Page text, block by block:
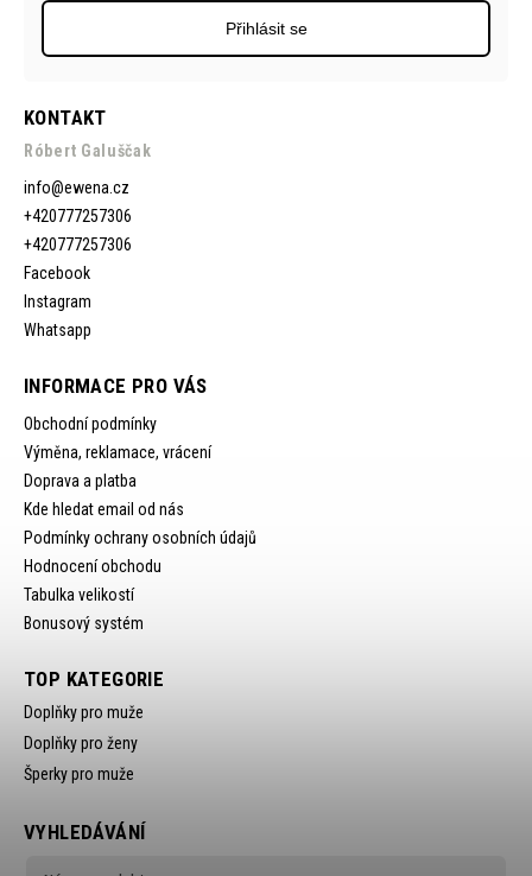
KONTAKT
Róbert Galuščak
info@ewena.cz
+420777257306
+420777257306
Facebook
Instagram
Whatsapp
INFORMACE PRO VÁS
Obchodní podmínky
Výměna, reklamace, vrácení
Doprava a platba
Kde hledat email od nás
Podmínky ochrany osobních údajů
Hodnocení obchodu
Tabulka velikostí
Bonusový systém
Přihlásit se
TOP KATEGORIE
Doplňky pro muže
Doplňky pro ženy
Šperky pro muže
VYHLEDÁVÁNÍ